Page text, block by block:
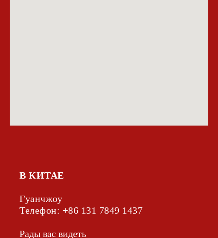
В КИТАЕ
Гуанчжоу
Телефон: +86 131 7849 1437‬
Рады вас видеть